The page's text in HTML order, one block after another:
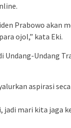
Prabowo akan
ojol,” kata Eki.
Undang-Undang
aspirasi
mari kita jaga